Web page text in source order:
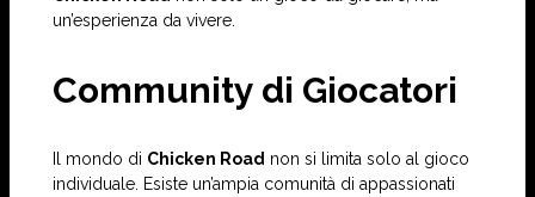
un’esperienza da vivere.
Community di Giocatori
Il mondo di Chicken Road non si limita solo al gioco
individuale. Esiste un’ampia comunità di appassionati